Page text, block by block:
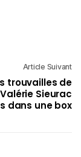
Article Suivant
trouvailles de
Sieurac
dans une box